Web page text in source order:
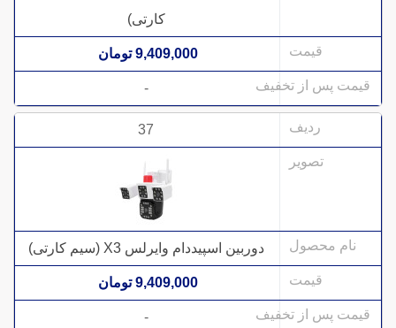
کارتی)
9,409,000 تومان
-
37
دوربین اسپیددام وایرلس X3 (سیم کارتی)
9,409,000 تومان
-